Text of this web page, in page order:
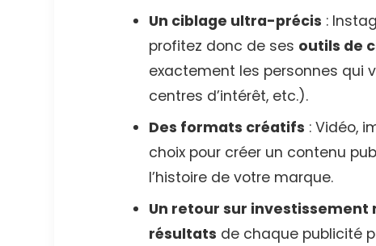
Un ciblage ultra-précis :
profitez donc de ses outils de
exactement les personnes qui
centres d’intérêt, etc.).
Des formats créatifs : Vidéo,
choix pour créer un contenu
l’histoire de votre marque.
Un retour sur investissement
résultats de chaque publicité